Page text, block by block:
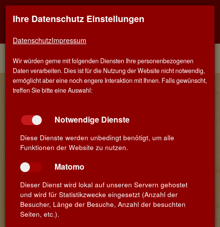
Home Winzer
Farina - Azienda Vinicola Farina
zum Detail und einem guten Team, das wie sie großen Wert auf
akribische Weinbergsarbeit legt. Optimales Wachstum und
Gedeihen der Reben sind die Grundlage für typische Weine des
Gardasees, bei denen Traube und Terroir im Vordergrund stehen:
So entwickeln sich Weine in einer Qualität wie wir sie schon lange
suchen.
Via Bolla 11
IT - 37029 Pedemonte di San Pietro in Cariano (Verona)
Venetien
Ihre Datenschutz Einstellungen
DatenschutzImpressum
Wir würden gerne mit folgenden Diensten Ihre personenbezogenen
Daten verarbeiten. Dies ist für die Nutzung der Website nicht notwendig,
ermöglicht aber eine noch engere Interaktion mit Ihnen. Falls gewünscht,
treffen Sie bitte eine Auswahl:
Notwendige Dienste
Diese Dienste werden unbedingt benötigt, um alle
Funktionen der Website zu nutzen.
Matomo
Dieser Dienst wird lokal auf unseren Servern gehostet
und wird für Statistikzwecke eingesetzt (Anzahl der
Besucher, Länge der Besuche, Anzahl der besuchten
Seiten, etc.).